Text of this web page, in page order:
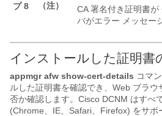
プ 8
（注）
CA 署名付き証明書
バがエラー メッセー
インストールした証明書
appmgr afw show-cert-details コマ
ルした証明書を確認でき、Web ブラ
否か確認します。Cisco DCNM はすべ
(Chrome、IE、Safari、Firefox) をサポ